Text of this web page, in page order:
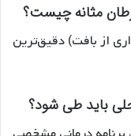
مثانه چیست؟
از بافت) دقیق‌ترین
باید طی شود؟